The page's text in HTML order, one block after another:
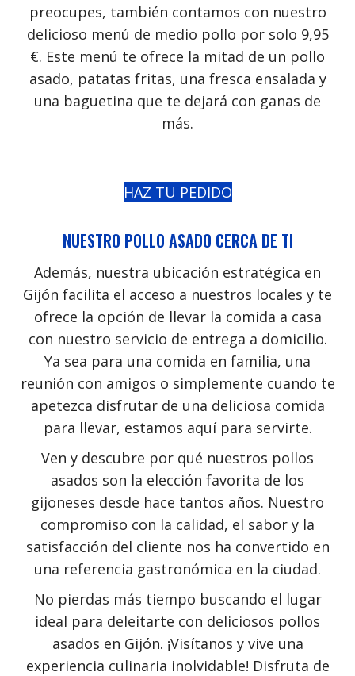
preocupes, también contamos con nuestro
delicioso menú de medio pollo por solo 9,95
€. Este menú te ofrece la mitad de un pollo
asado, patatas fritas, una fresca ensalada y
una baguetina que te dejará con ganas de
más.
HAZ TU PEDIDO
NUESTRO POLLO ASADO CERCA DE TI
Además, nuestra ubicación estratégica en
Gijón facilita el acceso a nuestros locales y te
ofrece la opción de llevar la comida a casa
con nuestro servicio de entrega a domicilio.
Ya sea para una comida en familia, una
reunión con amigos o simplemente cuando te
apetezca disfrutar de una deliciosa comida
para llevar, estamos aquí para servirte.
Ven y descubre por qué nuestros pollos
asados son la elección favorita de los
gijoneses desde hace tantos años. Nuestro
compromiso con la calidad, el sabor y la
satisfacción del cliente nos ha convertido en
una referencia gastronómica en la ciudad.
No pierdas más tiempo buscando el lugar
ideal para deleitarte con deliciosos pollos
asados en Gijón. ¡Visítanos y vive una
experiencia culinaria inolvidable! Disfruta de